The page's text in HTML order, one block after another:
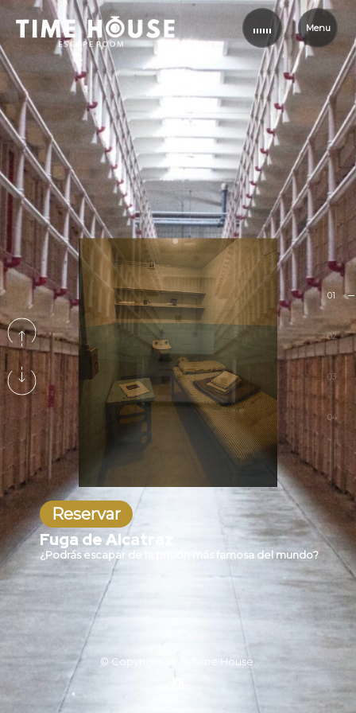
Menu
Fuga de Alcatraz
¿Podrás escapar de la prisión más famosa del mundo?
Reservar
01
02
03
04
© Copyright 2024 Time House